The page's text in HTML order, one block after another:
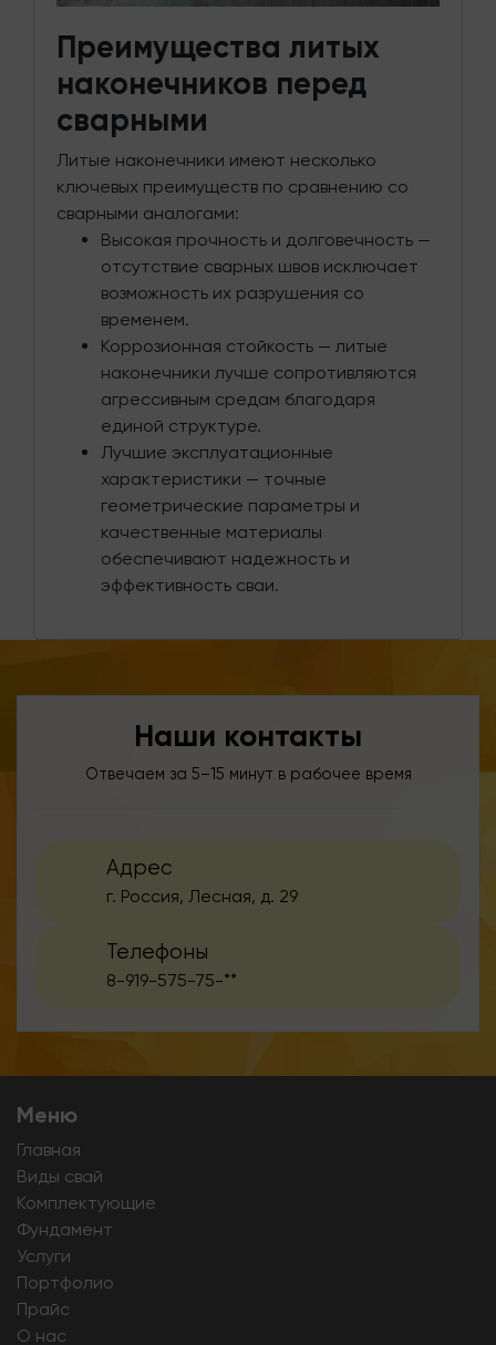
Преимущества литых
наконечников перед
сварными
Литые наконечники имеют несколько
ключевых преимуществ по сравнению со
сварными аналогами:
Высокая прочность и долговечность —
отсутствие сварных швов исключает
возможность их разрушения со
временем.
Коррозионная стойкость — литые
наконечники лучше сопротивляются
агрессивным средам благодаря
единой структуре.
Лучшие эксплуатационные
характеристики — точные
геометрические параметры и
качественные материалы
обеспечивают надежность и
эффективность сваи.
Наши контакты
Отвечаем за 5–15 минут в рабочее время
Адрес
г. Россия, Лесная, д. 29
Телефоны
8-919-575-75-**
Меню
Главная
Виды свай
Комплектующие
Фундамент
Услуги
Портфолио
Прайс
О нас